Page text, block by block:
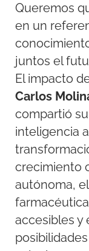
Queremos
en un
juntos el
El impacto
Carlos
compartió
inteligencia
crecimiento
autónoma,
accesibles y